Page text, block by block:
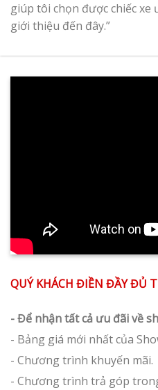
giúp tôi chọn được chiếc xe
giới thiệu đến đây.”
QUÝ KHÁCH ĐIỀN ĐẦY ĐỦ
- Để nhận tất cả ưu đãi về
- Bảng giá mới nhất của
- Chương trình khuyến mãi.
- Chương trình trả góp